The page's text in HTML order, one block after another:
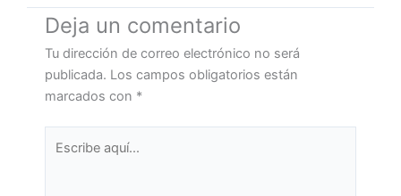
Deja un comentario
Tu dirección de correo electrónico no será
publicada. Los campos obligatorios están
marcados con *
aquí...